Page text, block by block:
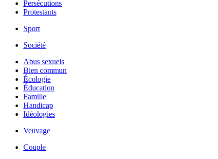
Persécutions
Protestants
Sport
Société
Abus sexuels
Bien commun
Écologie
Éducation
Famille
Handicap
Idéologies
Veuvage
Couple